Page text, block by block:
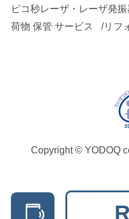
ピコ秒レーザ・レーザ発
荷物 保管 サービス
リフ
Copyright © YODOQ